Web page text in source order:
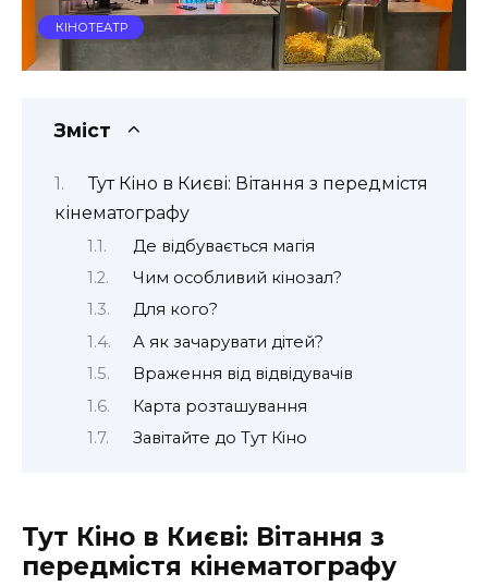
КІНОТЕАТР
Зміст
Тут Кіно в Києві: Вітання з передмістя
кінематографу
Де відбувається магія
Чим особливий кінозал?
Для кого?
А як зачарувати дітей?
Враження від відвідувачів
Карта розташування
Завітайте до Тут Кіно
Тут Кіно в Києві: Вітання з
передмістя кінематографу